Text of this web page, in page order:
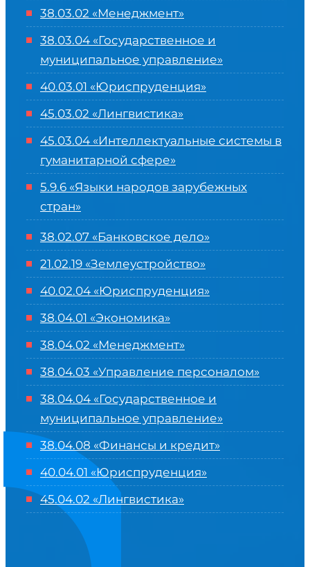
38.03.02 «Менеджмент»
38.03.04 «Государственное и
муниципальное управление»
40.03.01 «Юриспруденция»
45.03.02 «Лингвистика»
45.03.04 «Интеллектуальные системы в
гуманитарной сфере»
5.9.6 «Языки народов зарубежных
стран»
38.02.07 «Банковское дело»
21.02.19 «Землеустройство»
40.02.04 «Юриспруденция»
38.04.01 «Экономика»
38.04.02 «Менеджмент»
38.04.03 «Управление персоналом»
38.04.04 «Государственное и
муниципальное управление»
38.04.08 «Финансы и кредит»
40.04.01 «Юриспруденция»
45.04.02 «Лингвистика»